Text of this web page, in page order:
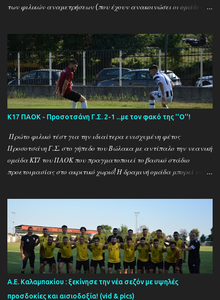
των φιλικών αναμετρήσεων (που έχουν ανακοινώσει οι ομάδες) ....
Ξηροποτάμος - Νευροκοπι 2-2 Α.Ο. Καβάλα - Αγ. Αθανάσιος 5-1
Μαυρόβατος - Αμπελοκηποι 0-2 Κ17 ΠΑΟΚ - Προσοτσάνη 2-1
(7/8) ------------------------------------------------------
--------- Ν. Αμισος - Νεοχώρι Σερρών 3-0
Κ17 ΠΑΟΚ - Προσοτσάνη Γ.Σ. 2-1 ...με τον φακό της ''Ο''!
Πρώτο φιλικό τέστ για την ιδιαίτερα ενισχυμένη φέτος
Προσοτσάνη Γ.Σ. στο γήπεδο του Βώλακα με αντίπαλο την νεανική
ομάδα Κ17 του ΠΑΟΚ που πραγματοποιεί το βασικό στάδιο
προετοιμασίας στο ακριτικό χωριό! Η δραμινή ομάδα μπορεί να
κινήσεις και σίγουρα θέλει τον απαραίτητο χρόνο για να ''δέσει''
ως σύνολο , με τον ''Ψηλό'' Γιάννη Ιωαννίδη να δίνει χρόνο
συμμετοχής σε όλους τους διαθέσιμους ποδοσφαιριστές.. Ο ΠΑΟΚ
προηγήθηκε με τον Ζέκα ωστόσο ο Μουρατίδης στο 30΄έφερε το
ματς στα ίσα για την δραμινή ομάδα (1-1) το οποίο και ήταν σκορ
ημιχρόνου... Στην επανάληψη οι δύο ομάδες έκαναν αρκετές
Α.Ε. Καλαμπακίου : ξεκίνησε την νέα σεζόν με υψηλές
προσδοκίες και αισιοδοξία! (vid & pics)